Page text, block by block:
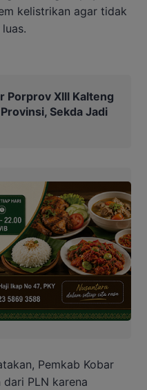
kelistrikan agar tidak
Porprov Xlll Kalteng
Sekda Jadi
Pemkab Kobar
PLN karena